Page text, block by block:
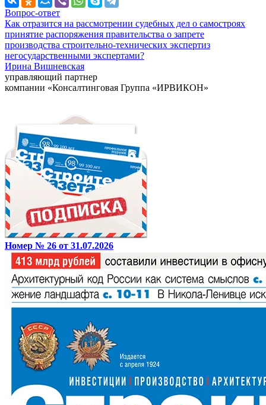
Вопрос-ответ
Как отразится на рассмотрении судебных дел о самостроях
принятие распоряжения правительства о запрете
производства строительно-технических экспертиз
негосударственными экспертами?
Ирина Вишневская
управляющий партнер
компании «Консалтинговая Группа «ИРВИКОН»
Номер № 26 от 31.07.2026